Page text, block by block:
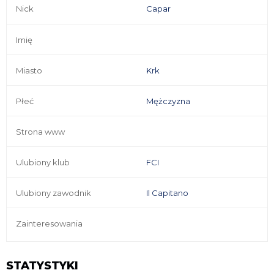
Nick Capar
Imię
Miasto Krk
Płeć Mężczyzna
Strona www
Ulubiony klub FCI
Ulubiony zawodnik Il Capitano
Zainteresowania
STATYSTYKI